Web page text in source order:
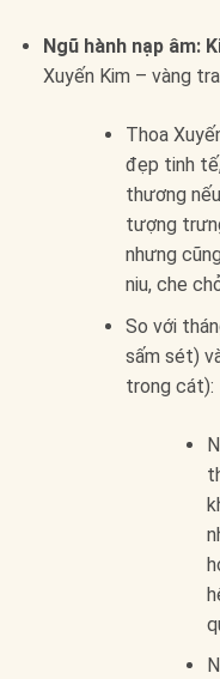
Ngũ hành nạp âm:
Xuyến Kim – vàng
Thoa
đẹp tinh
thương
tượng
nhưng
niu, che
So với
sấm sét)
trong cát):